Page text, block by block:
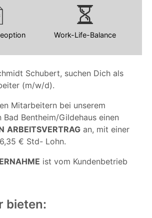
Schubert, suchen Dich als
(m/w/d).
Mitarbeitern bei unserem
Bad Bentheim/Gildehaus einen
ARBEITSVERTRAG an, mit einer
€ Std- Lohn.
ist vom Kundenbetrieb
bieten:
Work-Life-Balance